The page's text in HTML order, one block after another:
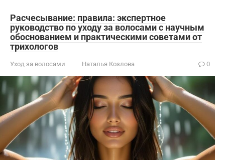
Расчесывание: правила: экспертное
руководство по уходу за волосами с научным
обоснованием и практическими советами от
трихологов
Уход за волосами Наталья Козлова 0